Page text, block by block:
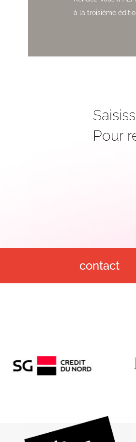
à la troisième
Pour
contact